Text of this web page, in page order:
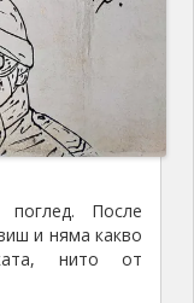
После
и няма какво
нито от